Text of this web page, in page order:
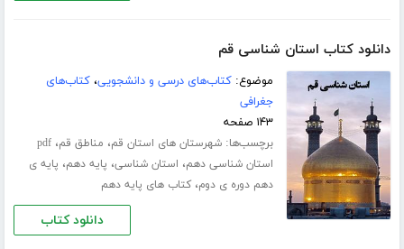
دانلود کتاب استان شناسی قم
موضوع:کتاب‌های درسی و دانشجویی،کتاب‌های
جغرافی
۱۴۳ صفحه
برچسب‌ها:شهرستان های استان قم، مناطق قم،pdf
استان شناسی دهم، استان شناسی، پایه دهم، پایه ی
دهم دوره ی دوم،کتاب های پایه دهم
دانلود کتاب